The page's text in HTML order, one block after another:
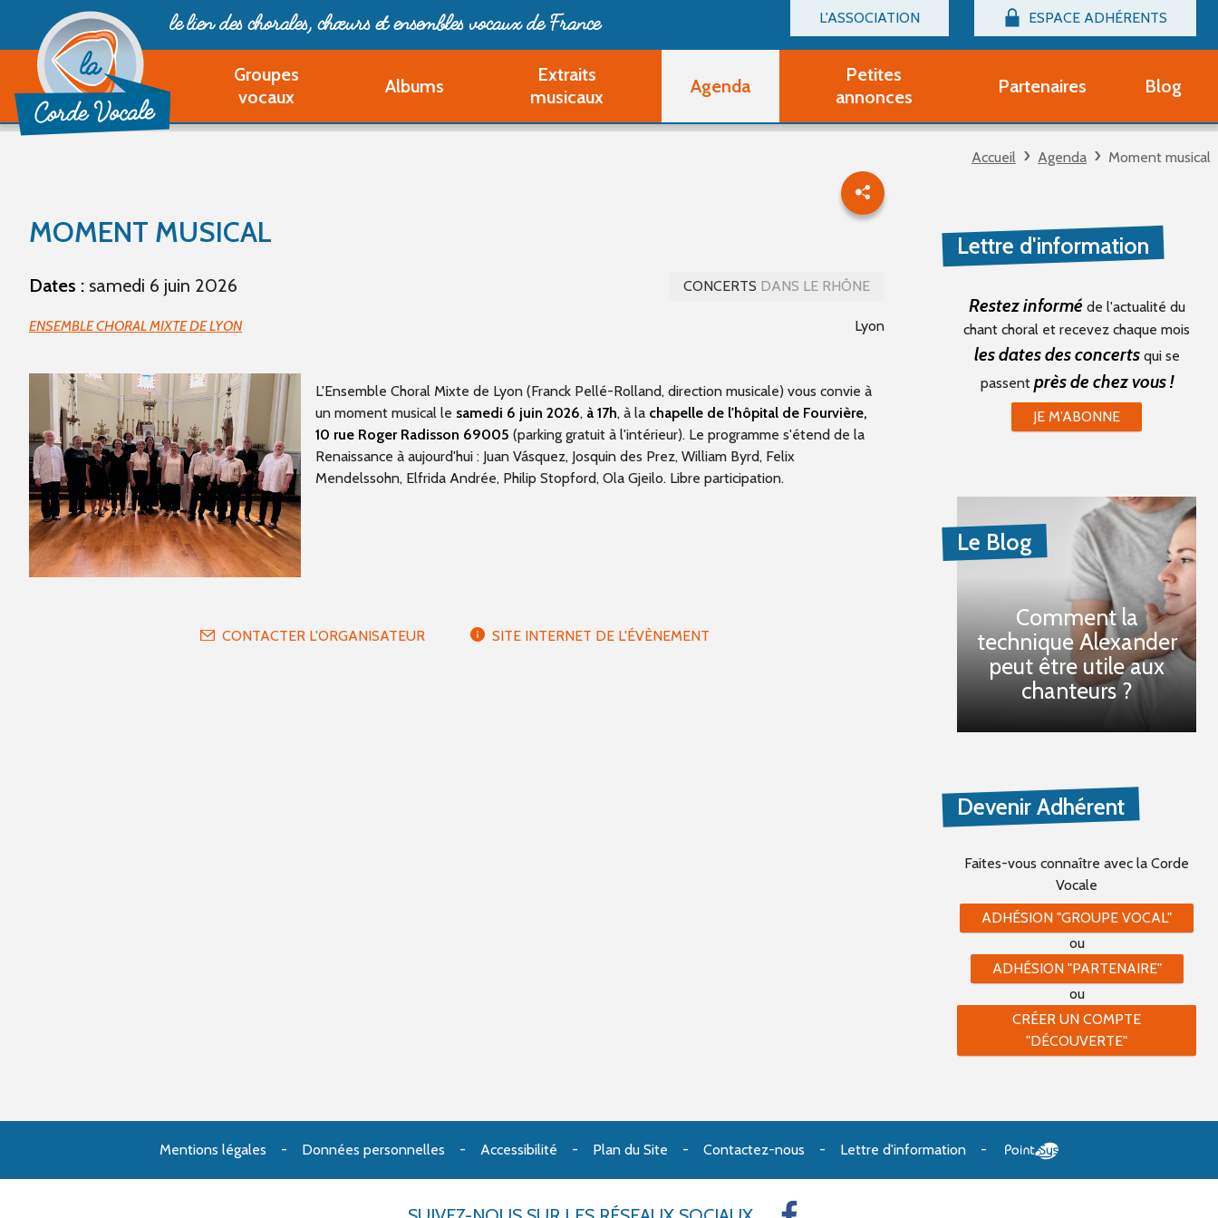
L'ASSOCIATION
Billetterie
Devenir adhérent Groupe Vocal
Devenir adhérent Partenaire
Questions fréquentes
ESPACE ADHÉRENTS
Connexion
le lien des chorales, chœurset ensembles vocaux de France
Groupes
vocaux
Albums
Extraits
musicaux
Agenda
Petites
annonces
Autres
Partenaires Blog
Accueil Agenda Moment musical
MOMENT MUSICAL
Dates : samedi 6 juin 2026 CONCERTS DANS LE RHÔNE
Lyon
ENSEMBLE CHORAL MIXTE DE LYON
L'Ensemble Choral Mixte de Lyon (Franck Pellé-Rolland, direction musicale) vous convie à
un moment musical le samedi 6 juin 2026, à 17h, à la chapelle de l'hôpital de Fourvière,
10 rue Roger Radisson 69005 (parking gratuit à l'intérieur). Le programme s'étend de la
Renaissance à aujourd'hui : Juan Vásquez, Josquin des Prez, William Byrd, Felix
Mendelssohn, Elfrida Andrée, Philip Stopford, Ola Gjeilo. Libre participation.
CONTACTER L'ORGANISATEUR SITE INTERNET DE L'ÉVÈNEMENT
Lettre d'information
Restez informé de l'actualité du
chant choral et recevez chaque mois
les dates des concertsqui se
passent près de chez vous !
JE M'ABONNE
Le Blog
Comment la
technique Alexander
peut être utile aux
chanteurs ?
Devenir Adhérent
Faites-vous connaître avec la Corde
Vocale
ADHÉSION "GROUPE VOCAL"
ou
ADHÉSION "PARTENAIRE"
ou
CRÉER UN COMPTE
"DÉCOUVERTE"
Mentions légales Données personnelles Accessibilité Plan du Site Contactez-nous Lettre d'information